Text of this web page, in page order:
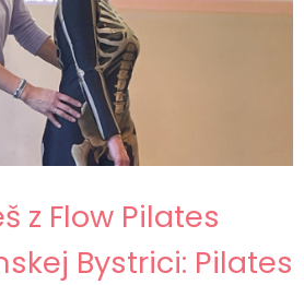
z Flow Pilates
Bystrici: Pilates